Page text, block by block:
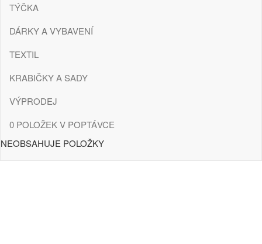
TÝČKA
DÁRKY A VYBAVENÍ
TEXTIL
KRABIČKY A SADY
VÝPRODEJ
0 POLOŽEK V POPTÁVCE
NEOBSAHUJE POLOŽKY